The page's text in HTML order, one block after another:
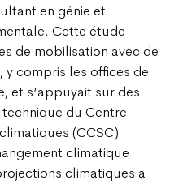
en génie et
Cette étude
de mobilisation avec de
compris les offices de
et s’appuyait sur des
du Centre
(CCSC)
climatique
climatiques a